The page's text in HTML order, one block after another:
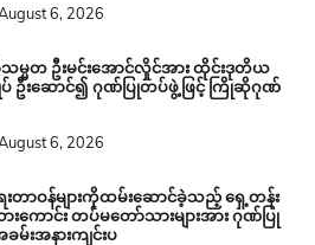
6, 2026
မ္မတ ဦးမင်းအောင်လှိုင်အား ထိုင်းဒုတိယ
ပ် ဦးဆောင်၍ ဂုဏ်ပြုတပ်ဖွဲ့ဖြင့် ကြိုဆိုဂုဏ်
6, 2026
တာဝန်များကိုထမ်းဆောင်ခဲ့သည့် ရှေ့တန်း
ားကောင်း တပ်မတော်သားများအား ဂုဏ်ပြု
းအနားကျင်းပ